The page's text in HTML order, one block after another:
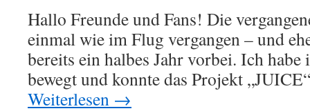
Hallo Freunde und Fans! Die
einmal wie im Flug vergangen – und
bereits ein halbes Jahr vorbei. Ich
bewegt und konnte das Projekt
Weiterlesen →